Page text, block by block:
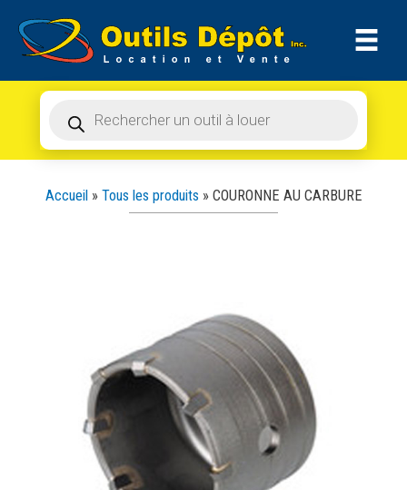
contenu
produits
de
produits
Accueil» Tous les produits » COURONNE AU CARBURE